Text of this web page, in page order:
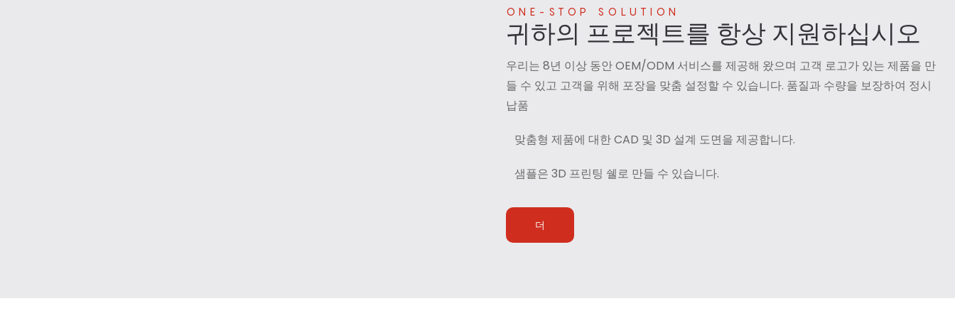
ONE-STOP SOLUTION
귀하의 프로젝트를 항상 지원하십시오
우리는 8년 이상 동안 OEM/ODM 서비스를 제공해 왔으며 고객 로고가 있는 제품을 만
들 수 있고 고객을 위해 포장을 맞춤 설정할 수 있습니다. 품질과 수량을 보장하여 정시
납품
맞춤형 제품에 대한 CAD 및 3D 설계 도면을 제공합니다.
샘플은 3D 프린팅 쉘로 만들 수 있습니다.
더